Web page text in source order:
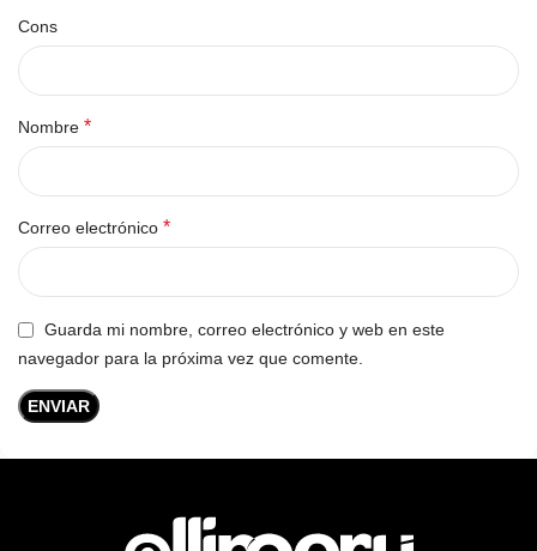
Cons
Nombre *
Correo electrónico *
Guarda mi nombre, correo electrónico y web en este
navegador para la próxima vez que comente.